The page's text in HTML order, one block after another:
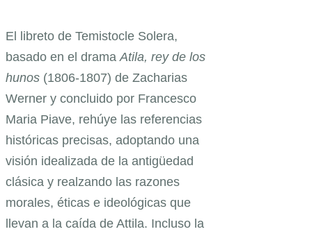
El libreto de Temistocle Solera,
basado en el drama Atila, rey de los
hunos (1806-1807) de Zacharias
Werner y concluido por Francesco
Maria Piave, rehúye las referencias
históricas precisas, adoptando una
visión idealizada de la antigüedad
clásica y realzando las razones
morales, éticas e ideológicas que
llevan a la caída de Attila. Incluso la